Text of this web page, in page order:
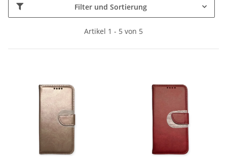
Filter und Sortierung
Artikel 1 - 5 von 5